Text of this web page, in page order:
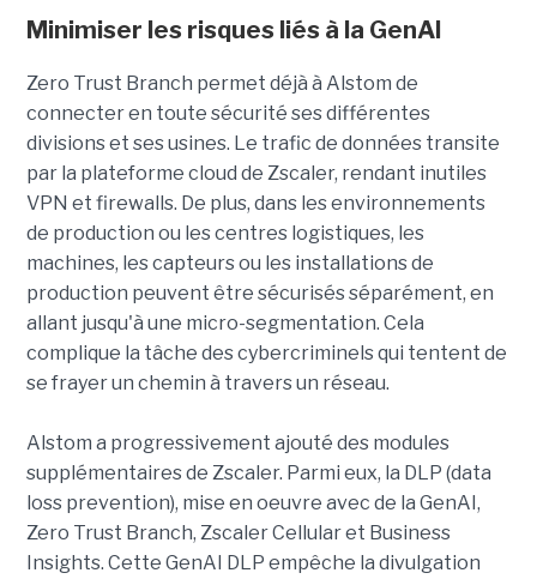
Minimiser les risques liés à la GenAI
Zero Trust Branch permet déjà à Alstom de
connecter en toute sécurité ses différentes
divisions et ses usines. Le trafic de données transite
par la plateforme cloud de Zscaler, rendant inutiles
VPN et firewalls. De plus, dans les environnements
de production ou les centres logistiques, les
machines, les capteurs ou les installations de
production peuvent être sécurisés séparément, en
allant jusqu'à une micro-segmentation. Cela
complique la tâche des cybercriminels qui tentent de
se frayer un chemin à travers un réseau.
Alstom a progressivement ajouté des modules
supplémentaires de Zscaler. Parmi eux, la DLP (data
loss prevention), mise en oeuvre avec de la GenAI,
Zero Trust Branch, Zscaler Cellular et Business
Insights. Cette GenAI DLP empêche la divulgation